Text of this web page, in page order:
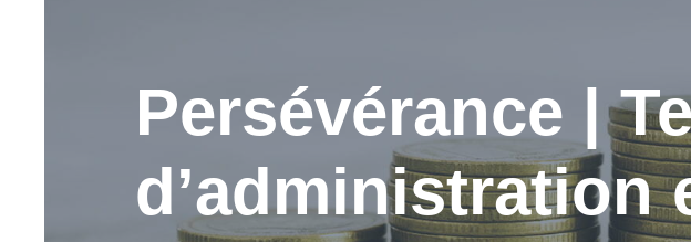
Persévérance |
d’administration